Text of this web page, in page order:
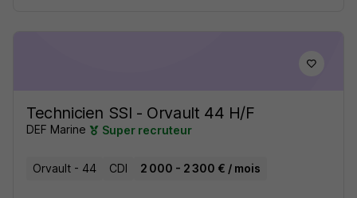
Technicien SSI - Orvault 44 H/F
DEF Marine Super recruteur
Orvault - 44 CDI 2 000 - 2 300 € / mois